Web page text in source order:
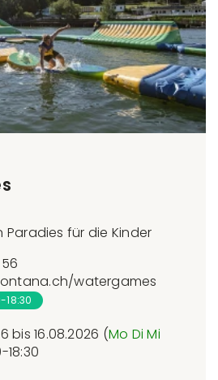
Paradies für die Kinder
watergames
18:30
bis 16.08.2026 (Mo DiMi
18:30